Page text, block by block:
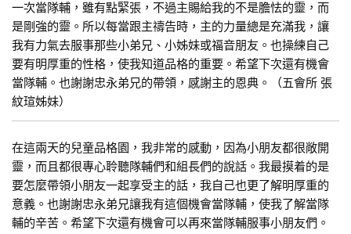
一次當隊輔，雖有點緊張，不過主賜給我的不是膽怯的靈，而
是剛強的靈。所以每當跟主禱告時，主的力量總是充滿我，讓
我有力氣去服事那些小弟兄、小姊妹或福音朋友。也操練自己
要有明厚重的性格，使我知道品格的重要。希望下次還有機會
當隊輔。也謝謝忠永弟兄的帶領，感謝主的恩典。（五會所 張
紋瑄姊妹）
在這兩天的兒童品格園，我非常的感動，因為小朋友都很敞開
靈，而且都很專心聆聽隊輔們和組長們的說話。我最摸着的是
要怎麼帶領小朋友一起享受主的話，我自己也更了解明厚重的
意義。也謝謝忠永弟兄讓我有這個機會當隊輔，使我了解當隊
輔的辛苦。希望下次還有機會可以再來當隊輔服事小朋友們。